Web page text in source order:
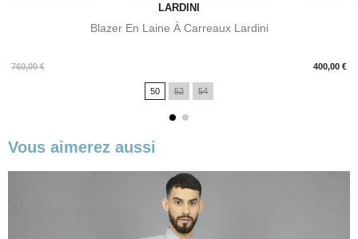
LARDINI
Blazer En Laine À Carreaux Lardini
760,00 € 400,00 €
Prix
50 52 54
Vous aimerez aussi